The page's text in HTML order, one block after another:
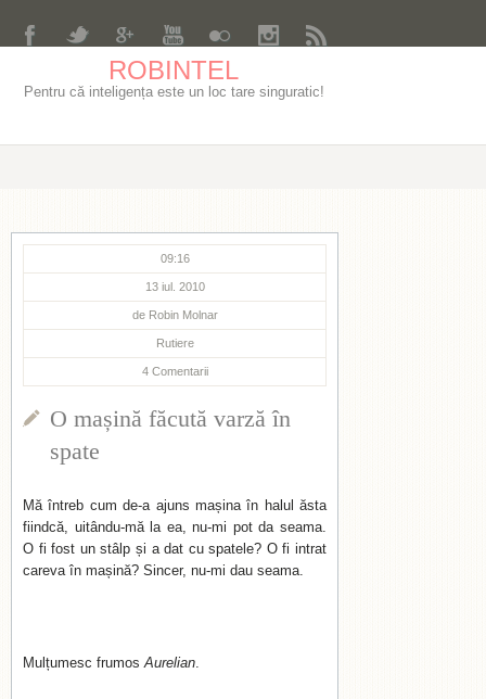
ROBINTEL
Pentru că inteligența este un loc tare singuratic!
09:16
13 iul. 2010
de Robin Molnar
Rutiere
4 Comentarii
O mașină făcută varză în
spate
Mă întreb cum de-a ajuns mașina în halul ăsta
fiindcă, uitându-mă la ea, nu-mi pot da seama.
O fi fost un stâlp și a dat cu spatele? O fi intrat
careva în mașină? Sincer, nu-mi dau seama.
Mulțumesc frumosAurelian.